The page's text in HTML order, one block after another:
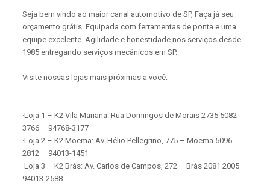
Seja bem vindo ao maior canal automotivo de SP, Faça já seu
orçamento grátis. Equipada com ferramentas de ponta e uma
equipe excelente. Agilidade e honestidade nos serviços desde
1985 entregando serviços mecânicos em SP.
Visite nossas lojas mais próximas a você:
·Loja 1 – K2 Vila Mariana: Rua Domingos de Morais 2735 5082-
3766 – 94768-3177
·Loja 2 – K2 Moema: Av. Hélio Pellegrino, 775 – Moema 5096
2812 – 94013-1451
·Loja 3 – K2 Brás: Av. Carlos de Campos, 272 – Brás 2081 2005 –
94013-2588